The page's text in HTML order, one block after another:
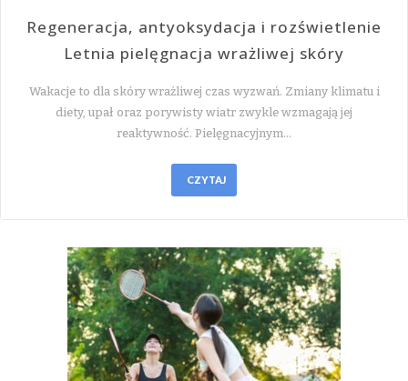
Regeneracja, antyoksydacja i rozświetlenie
Letnia pielęgnacja wrażliwej skóry
Wakacje to dla skóry wrażliwej czas wyzwań. Zmiany klimatu i
diety, upał oraz porywisty wiatr zwykle wzmagają jej
reaktywność. Pielęgnacyjnym…
CZYTAJ